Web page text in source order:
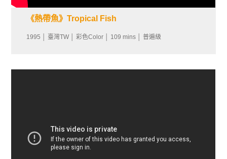
《熱帶魚》Tropical Fish
1995 │ 臺灣TW │ 彩色Color │ 109 mins │ 普遍級